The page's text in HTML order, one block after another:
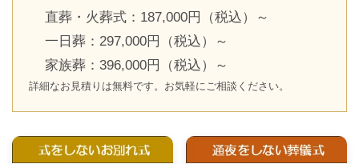
直葬・火葬式：187,000円（税込）～
一日葬：297,000円（税込）～
家族葬：396,000円（税込）～
詳細なお見積りは無料です。お気軽にご相談ください。